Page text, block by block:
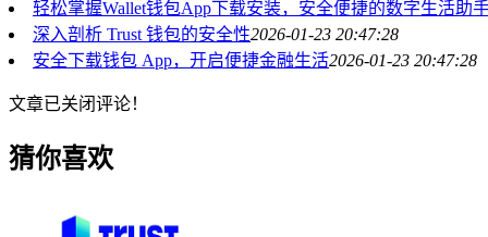
轻松掌握Wallet钱包App下载安装，安全便捷的数字生活助
深入剖析 Trust 钱包的安全性2026-01-23 20:47:28
安全下载钱包 App，开启便捷金融生活2026-01-23 20:47:28
文章已关闭评论！
猜你喜欢